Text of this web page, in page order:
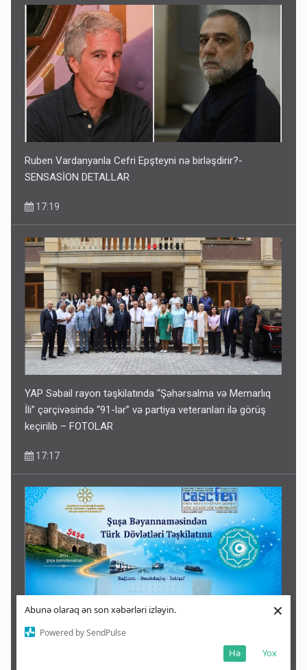
Abunə olaraq ən son xəbərləri izləyin.
Powered by SendPulse
Yox
Hə
×
Ruben Vardanyanla Cefri Epşteyni nə birləşdirir?-
SENSASİON DETALLAR
17:19
YAP Səbail rayon təşkilatında “Şəhərsalma və Memarlıq
İli” çərçivəsində “91-lər” və partiya veteranları ilə görüş
keçirilib – FOTOLAR
17:17
CASCFEN Türk dünyası ilə bağlı rəsm müsabiqəsi elan